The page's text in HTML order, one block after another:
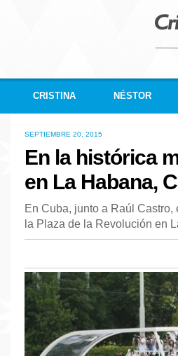
CRISTINA NÉSTOR
SEPTIEMBRE 20, 2015
En la histórica
en La Habana,
En Cuba, junto a Raúl
la Plaza de la Revolución en